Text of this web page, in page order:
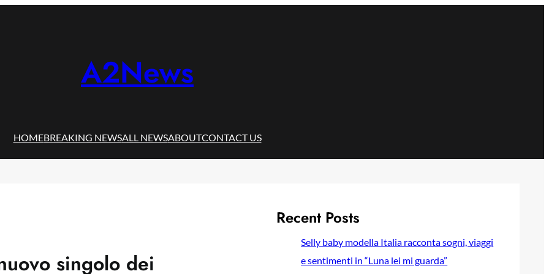
A2News
HOMEBREAKING NEWSALL NEWSABOUTCONTACT US
singolo dei
Recent Posts
Selly baby modella Italia racconta sogni, viaggi
e sentimenti in “Luna lei mi guarda”